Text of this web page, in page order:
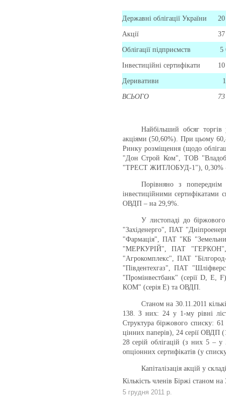
Державні облігації України
Акції
Облігації підприємств 5
Інвестиційні сертифікати
Деривативи
ВСЬОГО
Найбільший обсяг
акціями (50,60%). При цьому
Ринку розміщення (щодо
"Дон Строй Ком", ТОВ
"ТРЕСТ ЖИТЛОБУД-1"), 0,30% -
Порівняно з попереднім
інвестиційними
ОВДП – на 29,9%.
У листопаді до
"Західенерго"
ПАТ
"Фармація", ПАТ "КБ
"МЕРКУРІЙ" ,ПАТ "ГЕРКОН"
"Агрокомплекс", ПАТ
"Південтехгаз" ,ПАТ
"Промінвестбанк" (серії D,
КОМ" (серія Е) та ОВДП.
Станом на 30.11.2011
138. З них: 24 у 1-му рівні
Структура біржового списку:
цінних паперів), 24 серії ОВДП
28 серій облігацій (з них 5 – у
опціонних сертифікатів (у
Капіталізація акцій у
Кількість членів Біржі станом
5 грудня 2011 р.